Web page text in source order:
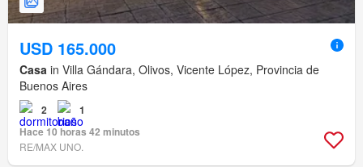
USD 165.000
Casa in Villa Gándara, Olivos, Vicente López, Provincia de
Buenos Aires
2
1
Hace 10 horas 42 minutos
RE/MAX UNO.